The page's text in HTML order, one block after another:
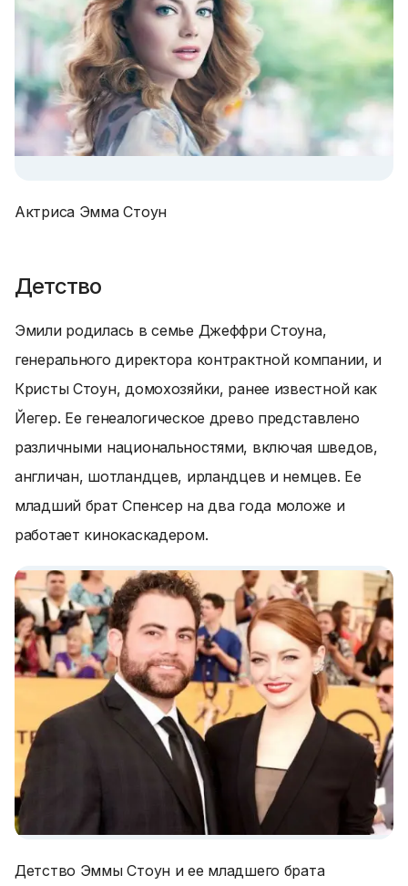
Актриса Эмма Стоун
Детство
Эмили родилась в семье Джеффри Стоуна,
генерального директора контрактной компании, и
Кристы Стоун, домохозяйки, ранее известной как
Йегер. Ее генеалогическое древо представлено
различными национальностями, включая шведов,
англичан, шотландцев, ирландцев и немцев. Ее
младший брат Спенсер на два года моложе и
работает кинокаскадером.
Детство Эммы Стоун и ее младшего брата